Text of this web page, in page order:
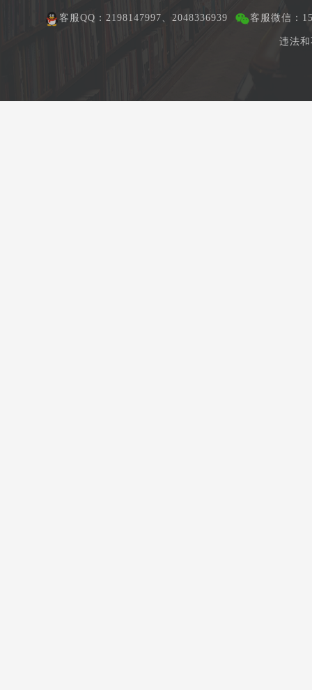
客服QQ：2198147997、2048336939 客服微信：
违法